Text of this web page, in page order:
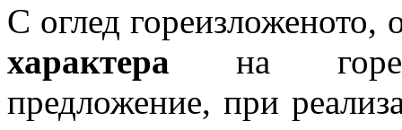
С оглед гореизложеното,
характера на
предложение, при